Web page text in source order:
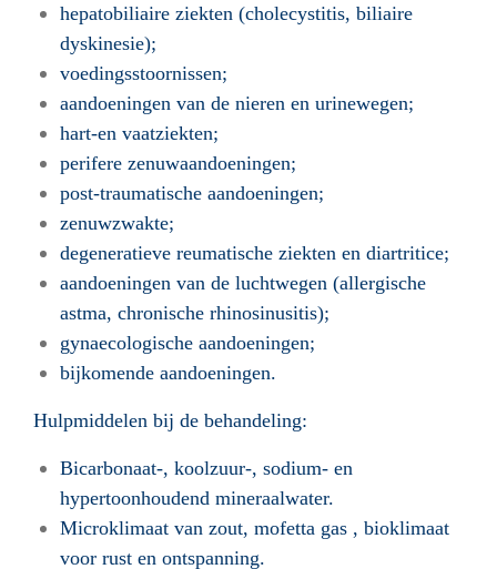
hepatobiliaire ziekten (cholecystitis, biliaire
dyskinesie);
voedingsstoornissen;
aandoeningen van de nieren en urinewegen;
hart-en vaatziekten;
perifere zenuwaandoeningen;
post-traumatische aandoeningen;
zenuwzwakte;
degeneratieve reumatische ziekten en diartritice;
aandoeningen van de luchtwegen (allergische
astma, chronische rhinosinusitis);
gynaecologische aandoeningen;
bijkomende aandoeningen.
Hulpmiddelen bij de behandeling:
Bicarbonaat-, koolzuur-, sodium- en
hypertoonhoudend mineraalwater.
Microklimaat van zout, mofetta gas , bioklimaat
voor rust en ontspanning.